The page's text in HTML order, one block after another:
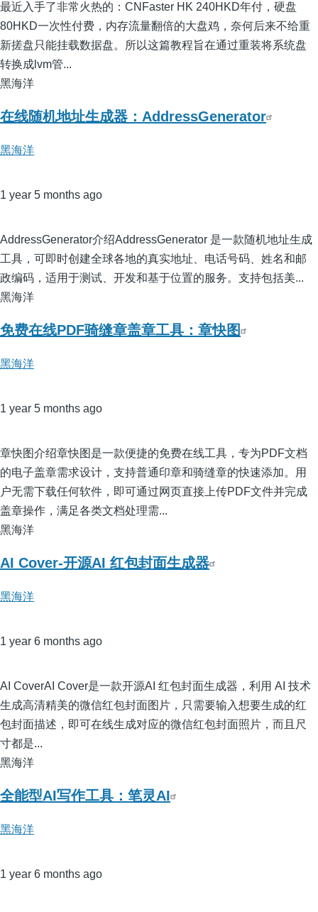
最近入手了非常火热的：CNFaster HK 240HKD年付，硬盘
80HKD一次性付费，内存流量翻倍的大盘鸡，奈何后来不给重
新搓盘只能挂载数据盘。所以这篇教程旨在通过重装将系统盘
转换成lvm管...
黑海洋
在线随机地址生成器：AddressGenerator
黑海洋
1 year 5 months ago
AddressGenerator介绍AddressGenerator 是一款随机地址生成
工具，可即时创建全球各地的真实地址、电话号码、姓名和邮
政编码，适用于测试、开发和基于位置的服务。支持包括美...
黑海洋
免费在线PDF骑缝章盖章工具：章快图
黑海洋
1 year 5 months ago
章快图介绍章快图是一款便捷的免费在线工具，专为PDF文档
的电子盖章需求设计，支持普通印章和骑缝章的快速添加。用
户无需下载任何软件，即可通过网页直接上传PDF文件并完成
盖章操作，满足各类文档处理需...
黑海洋
AI Cover-开源AI 红包封面生成器
黑海洋
1 year 6 months ago
AI CoverAI Cover是一款开源AI 红包封面生成器，利用 AI 技术
生成高清精美的微信红包封面图片，只需要输入想要生成的红
包封面描述，即可在线生成对应的微信红包封面照片，而且尺
寸都是...
黑海洋
全能型AI写作工具：笔灵AI
黑海洋
1 year 6 months ago